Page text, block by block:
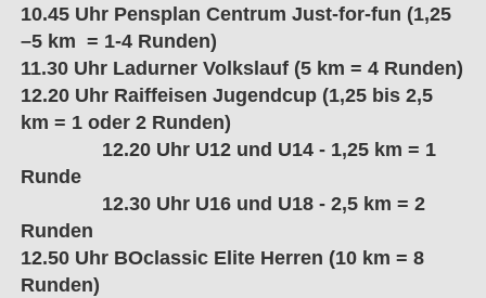
10.45 Uhr Pensplan Centrum Just-for-fun (1,25
–5 km = 1-4 Runden)
11.30 Uhr Ladurner Volkslauf (5 km = 4 Runden)
12.20 Uhr Raiffeisen Jugendcup (1,25 bis 2,5
km = 1 oder 2 Runden)
12.20 Uhr U12 und U14 - 1,25 km = 1
Runde
12.30 Uhr U16 und U18 - 2,5 km = 2
Runden
12.50 Uhr BOclassic Elite Herren (10 km = 8
Runden)